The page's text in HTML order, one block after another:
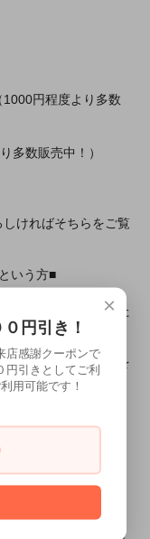
円程度より多数
多数販売中！）
ければそちらをご覧
いう方■
引きの商品もあった
着用したイベントを
ショップ■
×
円引き！
店感謝クーポンで
円引きとしてご利
用可能です！